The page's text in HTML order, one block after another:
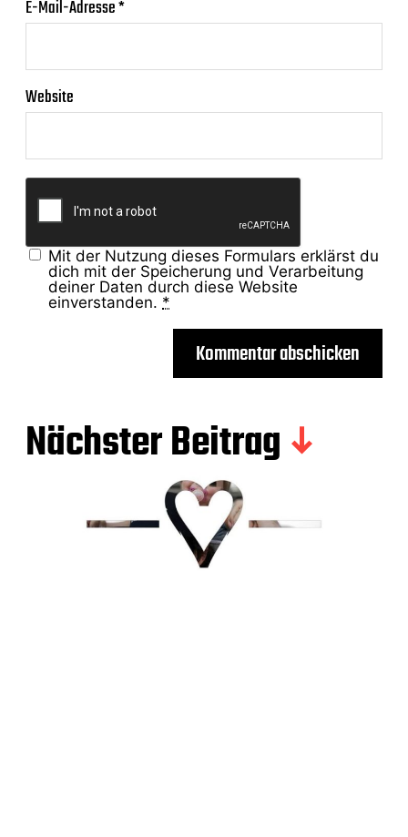
E-Mail-Adresse*
Website
Mit der Nutzung dieses Formulars erklärst du
dich mit der Speicherung und Verarbeitung
deiner Daten durch diese Website
einverstanden. *
Nächster Beitrag